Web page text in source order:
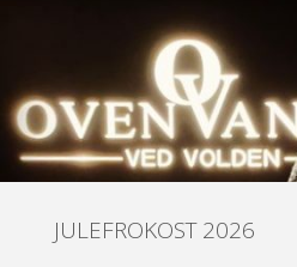
JULEFROKOST 2026